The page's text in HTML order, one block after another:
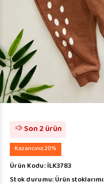
Son 2 ürün
Kazancınız 20%
Ürün Kodu:İLK3783
Stok durumu:Ürün